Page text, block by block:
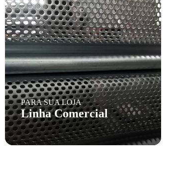
PARA SUA LOJA
Linha Comercial